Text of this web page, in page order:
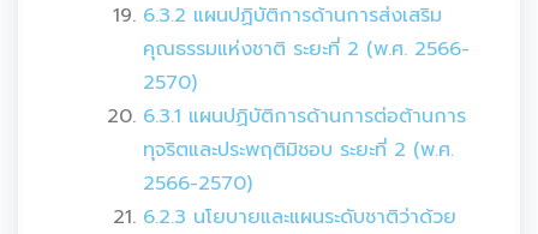
6.3.2 แผนปฏิบัติการด้านการส่งเสริม
คุณธรรมแห่งชาติ ระยะที่ 2 (พ.ศ. 2566-
2570)
6.3.1 แผนปฏิบัติการด้านการต่อต้านการ
ทุจริตและประพฤติมิชอบ ระยะที่ 2 (พ.ศ.
2566-2570)
6.2.3 นโยบายและแผนระดับชาติว่าด้วย